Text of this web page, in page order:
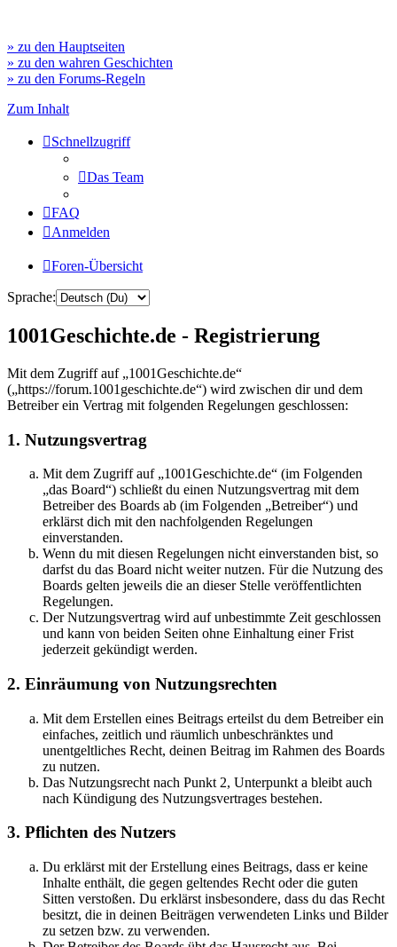
» zu den Hauptseiten
» zu den wahren Geschichten
» zu den Forums-Regeln
Zum Inhalt
Schnellzugriff
Das Team
FAQ
Anmelden
Foren-Übersicht
Sprache:
1001Geschichte.de - Registrierung
Mit dem Zugriff auf „1001Geschichte.de“
(„https://forum.1001geschichte.de“) wird zwischen dir und dem
Betreiber ein Vertrag mit folgenden Regelungen geschlossen:
1. Nutzungsvertrag
Mit dem Zugriff auf „1001Geschichte.de“ (im Folgenden
„das Board“) schließt du einen Nutzungsvertrag mit dem
Betreiber des Boards ab (im Folgenden „Betreiber“) und
erklärst dich mit den nachfolgenden Regelungen
einverstanden.
Wenn du mit diesen Regelungen nicht einverstanden bist, so
darfst du das Board nicht weiter nutzen. Für die Nutzung des
Boards gelten jeweils die an dieser Stelle veröffentlichten
Regelungen.
Der Nutzungsvertrag wird auf unbestimmte Zeit geschlossen
und kann von beiden Seiten ohne Einhaltung einer Frist
jederzeit gekündigt werden.
2. Einräumung von Nutzungsrechten
Mit dem Erstellen eines Beitrags erteilst du dem Betreiber ein
einfaches, zeitlich und räumlich unbeschränktes und
unentgeltliches Recht, deinen Beitrag im Rahmen des Boards
zu nutzen.
Das Nutzungsrecht nach Punkt 2, Unterpunkt a bleibt auch
nach Kündigung des Nutzungsvertrages bestehen.
3. Pflichten des Nutzers
Du erklärst mit der Erstellung eines Beitrags, dass er keine
Inhalte enthält, die gegen geltendes Recht oder die guten
Sitten verstoßen. Du erklärst insbesondere, dass du das Recht
besitzt, die in deinen Beiträgen verwendeten Links und Bilder
zu setzen bzw. zu verwenden.